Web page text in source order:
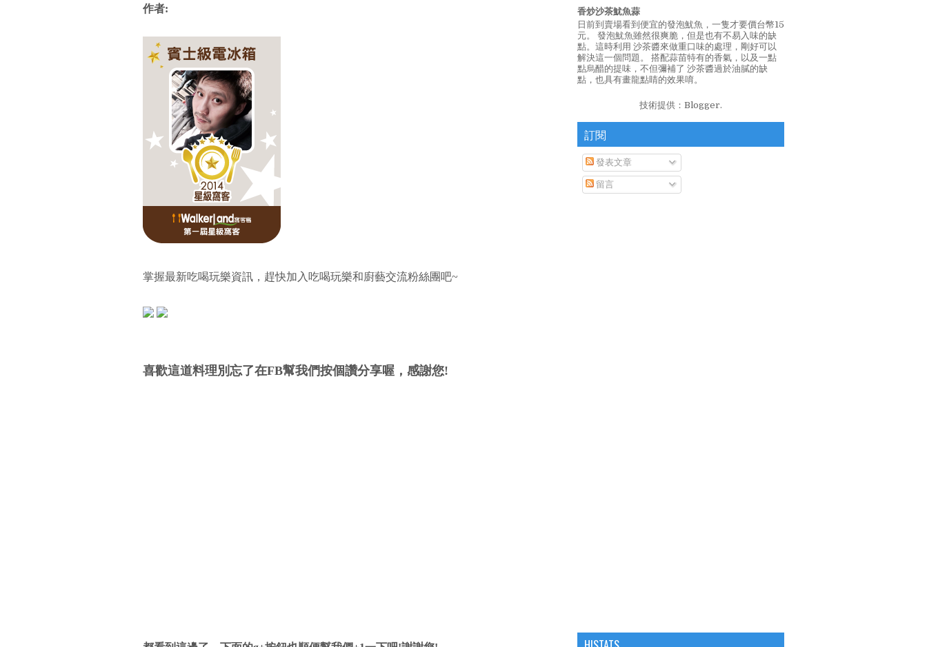
作者:
掌握最新吃喝玩樂資訊，趕快加入吃喝玩樂和廚藝交流粉絲團吧~
喜歡這道料理別忘了在FB幫我們按個讚分享喔，感謝您!
香炒沙茶魷魚蒜
日前到賣場看到便宜的發泡魷魚，一隻才要價台幣15
元。 發泡魷魚雖然很爽脆，但是也有不易入味的缺
點。這時利用 沙茶醬來做重口味的處理，剛好可以
解決這一個問題。 搭配蒜苗特有的香氣，以及一點
點烏醋的提味，不但彌補了 沙茶醬過於油膩的缺
點，也具有畫龍點睛的效果唷。
技術提供： Blogger.
訂閱
發表文章
留言